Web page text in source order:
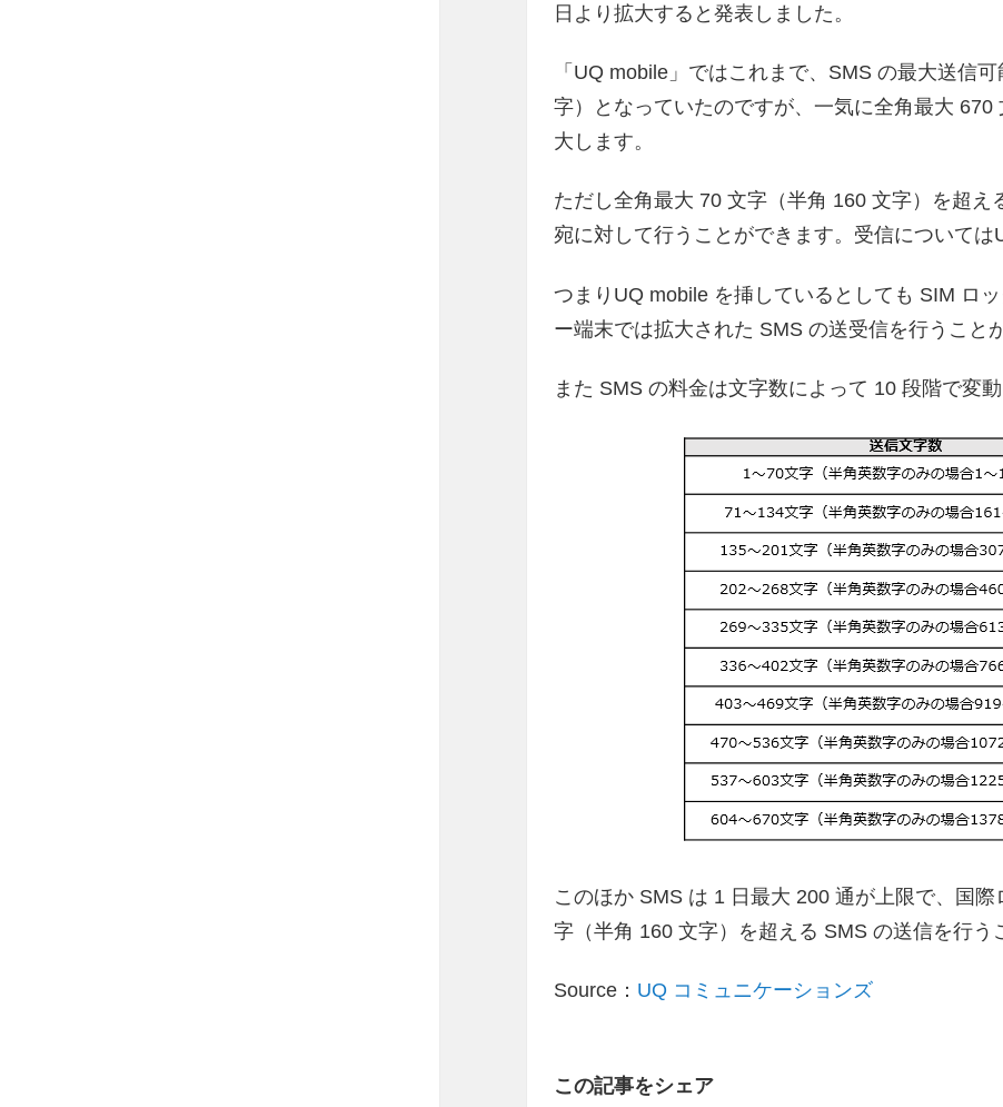
日より拡大すると発表しました。
「UQ mobile」ではこれまで、SMS の最大送信
字）となっていたのですが、一気に全角最大
大します。
ただし全角最大 70 文字（半角 160 文字）を超
宛に対して行うことができます。受信については
つまりUQ mobile を挿しているとしても SIM ロ
ー端末では拡大された SMS の送受信を行うこと
また SMS の料金は文字数によって 10 段階で変
このほか SMS は 1 日最大 200 通が上限で、国
字（半角 160 文字）を超える SMS の送信を行う
Source： UQ コミュニケーションズ
この記事をシェア